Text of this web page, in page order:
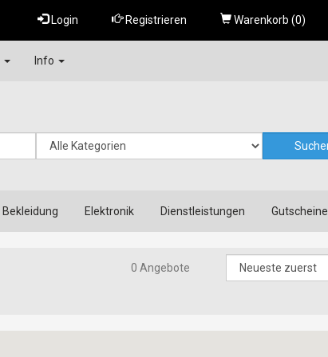
Login Registrieren Warenkorb (0)
Info
Bekleidung Elektronik Dienstleistungen Gutscheine
0 Angebote